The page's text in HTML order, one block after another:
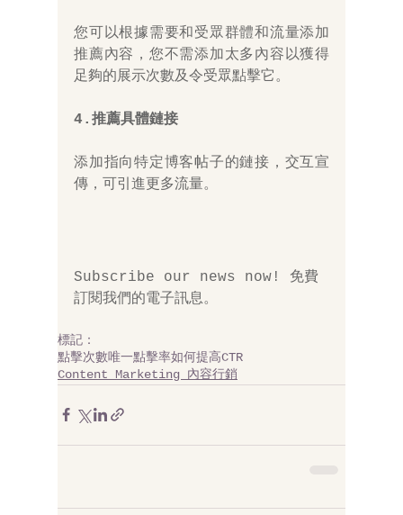
您可以根據需要和受眾群體和流量添加
推薦內容，您不需添加太多內容以獲得
足夠的展示次數及令受眾點擊它。
4.推薦具體鏈接
添加指向特定博客帖子的鏈接，交互宣
傳，可引進更多流量。
Subscribe our news now! 免費
訂閱我們的電子訊息。
標記：
點擊次數唯一點擊率如何提高CTR
Content Marketing 內容行銷